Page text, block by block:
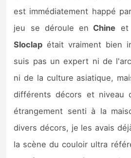
est immédiatement happé
jeu se déroule en Chine et
Sloclap était vraiment bien
suis pas un expert ni de
ni de la culture asiatique,
différents décors et niveau
étrangement senti à la
divers décors, je les avais
la scène du couloir ultra